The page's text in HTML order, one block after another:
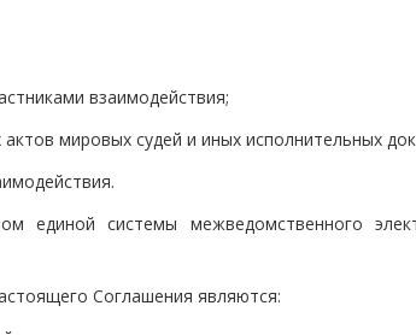
взаимодействия;
мировых судей и иных исполнительных
единой системы межведомственного
Соглашения являются: